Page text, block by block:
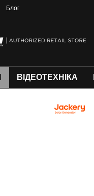
Блог
ВІДЕОТЕХНІКА